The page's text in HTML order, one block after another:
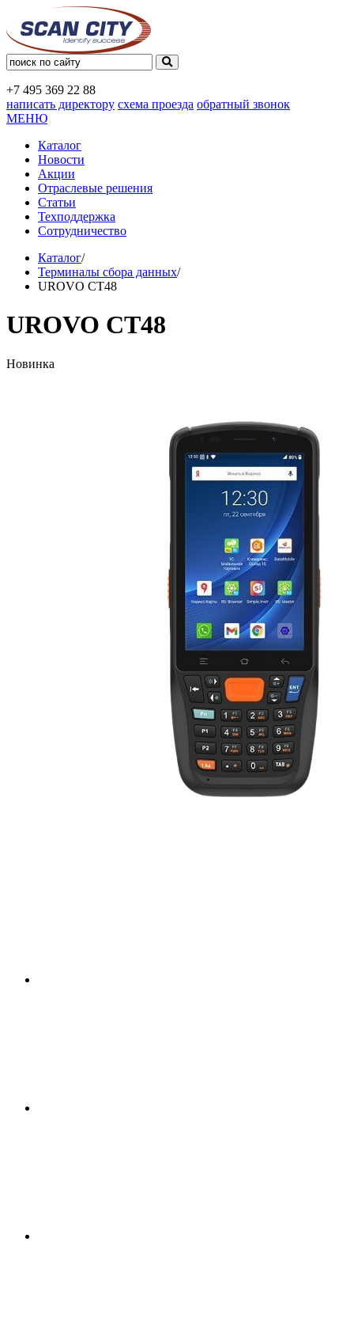
+7 495 369 22 88
написать директору схема проезда обратный звонок
МЕНЮ
Каталог
Новости
Акции
Отраслевые решения
Статьи
Техподдержка
Сотрудничество
Каталог/
Терминалы сбора данных/
UROVO CT48
UROVO CT48
Новинка